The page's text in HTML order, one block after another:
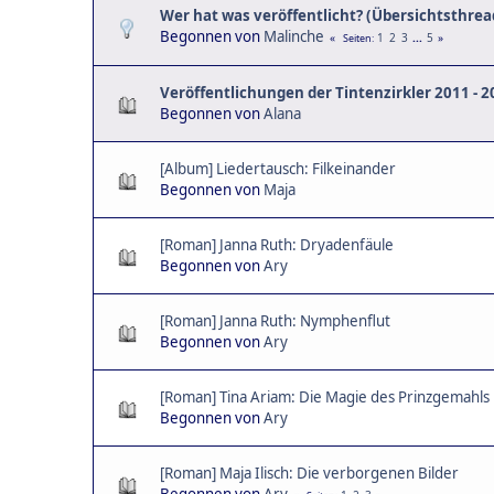
Wer hat was veröffentlicht?
Begonnen von Malinche Seiten 1 2 3 ... 5
Veröffentlichungen der Tintenzirkler 2011 -
Begonnen vonAlana
[Album] Liedertausch: Filkeinander
Begonnen von Maja
[Roman] Janna Ruth: Dryadenfäule
Begonnen vonAry
[Roman] Janna Ruth: Nymphenflut
Begonnen vonAry
[Roman] Tina Ariam: Die Magie des Prinzgemahls
Begonnen vonAry
[Roman] Maja Ilisch: Die verborgenen Bilder